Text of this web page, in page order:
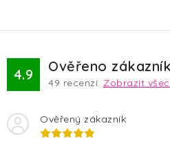
4.9 Ověřeno
49 recenzí. Zobrazit
Ověřený zákazník